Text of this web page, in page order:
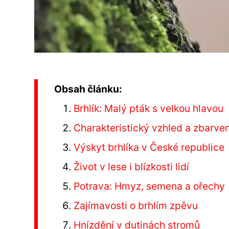
Obsah článku:
Brhlík: Malý pták s velkou hlavou
Charakteristický vzhled a
Výskyt brhlíka v České republice
Život v lese i blízkosti lidí
Potrava: Hmyz, semena a ořechy
Zajímavosti o brhlím zpěvu
Hnízdění v dutinách stromů